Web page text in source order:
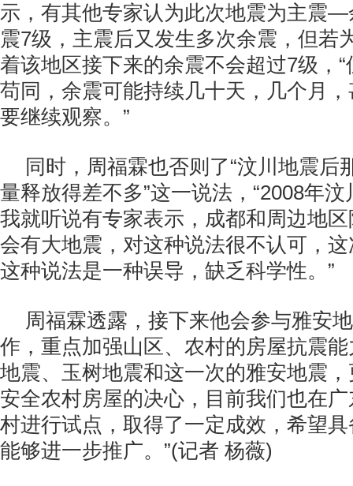
示，有其他专家认为此次地震为主震
震7级，主震后又发生多次余震，但若
着该地区接下来的余震不会超过7级，
苟同，余震可能持续几十天，几个月
要继续观察。”
同时，周福霖也否则了“汶川地震后
量释放得差不多”这一说法，“2008年
我就听说有专家表示，成都和周边地
会有大地震，对这种说法很不认可，
这种说法是一种误导，缺乏科学性。”
周福霖透露，接下来他会参与雅安
作，重点加强山区、农村的房屋抗震
地震、玉树地震和这一次的雅安地震
安全农村房屋的决心，目前我们也在
村进行试点，取得了一定成效，希望
能够进一步推广。”(记者 杨薇)